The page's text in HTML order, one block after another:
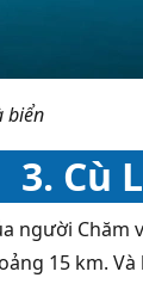
biển
3. Cù
người Chăm
15 km.